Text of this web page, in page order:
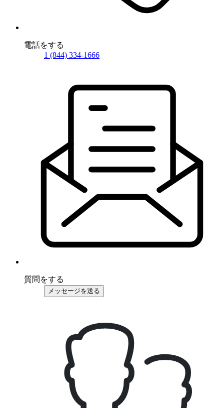
電話をする
1 (844) 334-1666
質問をする
メッセージを送る